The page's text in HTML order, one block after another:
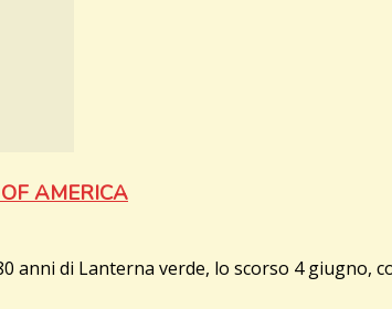
AMERICA
anni di Lanterna verde, lo scorso 4 giugno,